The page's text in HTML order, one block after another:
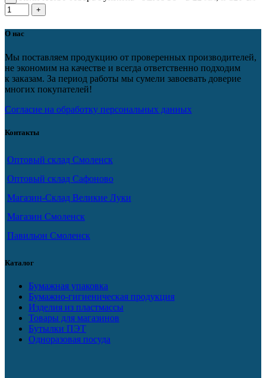
О нас
Мы поставляем продукцию от проверенных производителей,
не экономим на качестве и всегда ответственно подходим
к заказам. За период работы мы сумели завоевать доверие
многих покупателей!
Согласие на обработку персональных данных
Контакты
Оптовый склад Смоленск
Оптовый склад Сафоново
Магазин-Склад Великие Луки
Магазин Смоленск
Павильон Смоленск
Каталог
Бумажная упаковка
Бумажно-гигиеническая продукция
Изделия из пластмассы
Товары для магазинов
Бутылки ПЭТ
Одноразовая посуда